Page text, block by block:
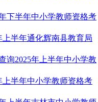
下半年中小学教师资格考
上半年通化辉南县教育局
询2025年上半年中小学教
上半年中小学教师资格考